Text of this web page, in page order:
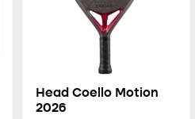
Head Coello Motion
2026